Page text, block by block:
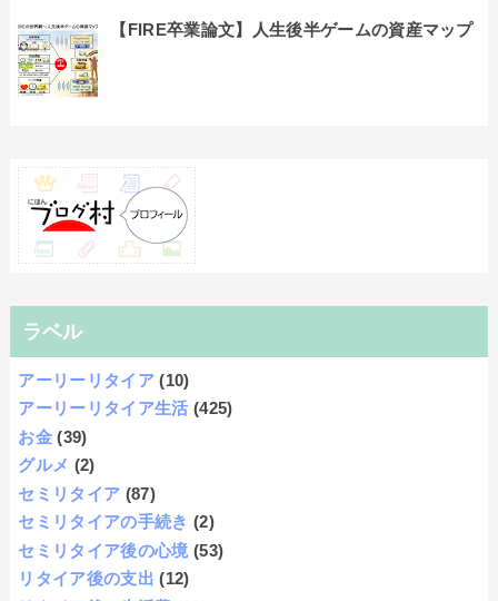
【FIRE卒業論文】人生後半ゲームの資産マップ
ラベル
アーリーリタイア (10)
アーリーリタイア生活 (425)
お金 (39)
グルメ (2)
セミリタイア (87)
セミリタイアの手続き (2)
セミリタイア後の心境 (53)
リタイア後の支出 (12)